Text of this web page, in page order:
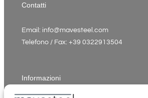
Contatti
Email: info@mavesteel.com
Telefono / Fax: +39 0322913504
Informazioni